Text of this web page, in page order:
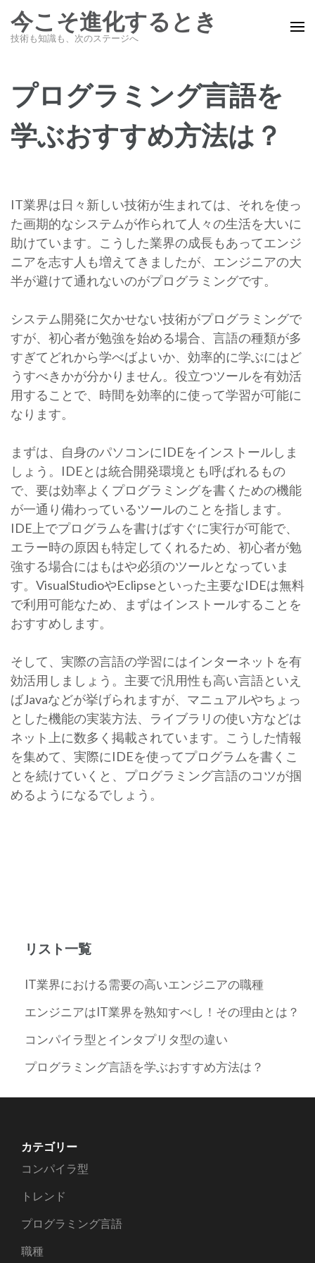
ン
テ
キ
(Enter
押
す)
今こそ進化するとき
技術も知識も、次のステージへ
プログラミング言語を
学ぶおすすめ方法は？
IT業界は日々新しい技術が生まれては、それを使っ
た画期的なシステムが作られて人々の生活を大いに
助けています。こうした業界の成長もあってエンジ
ニアを志す人も増えてきましたが、エンジニアの大
半が避けて通れないのがプログラミングです。
システム開発に欠かせない技術がプログラミングで
すが、初心者が勉強を始める場合、言語の種類が多
すぎてどれから学べばよいか、効率的に学ぶにはど
うすべきかが分かりません。役立つツールを有効活
用することで、時間を効率的に使って学習が可能に
なります。
まずは、自身のパソコンにIDEをインストールしま
しょう。IDEとは統合開発環境とも呼ばれるもの
で、要は効率よくプログラミングを書くための機能
が一通り備わっているツールのことを指します。
IDE上でプログラムを書けばすぐに実行が可能で、
エラー時の原因も特定してくれるため、初心者が勉
強する場合にはもはや必須のツールとなっていま
す。VisualStudioやEclipseといった主要なIDEは無料
で利用可能なため、まずはインストールすることを
おすすめします。
そして、実際の言語の学習にはインターネットを有
効活用しましょう。主要で汎用性も高い言語といえ
ばJavaなどが挙げられますが、マニュアルやちょっ
とした機能の実装方法、ライブラリの使い方などは
ネット上に数多く掲載されています。こうした情報
を集めて、実際にIDEを使ってプログラムを書くこ
とを続けていくと、プログラミング言語のコツが掴
めるようになるでしょう。
リスト一覧
IT業界における需要の高いエンジニアの職種
エンジニアはIT業界を熟知すべし！その理由とは？
コンパイラ型とインタプリタ型の違い
プログラミング言語を学ぶおすすめ方法は？
カテゴリー
コンパイラ型
トレンド
プログラミング言語
職種